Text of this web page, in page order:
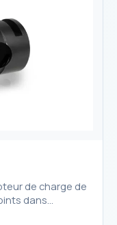
de charge de
dans…